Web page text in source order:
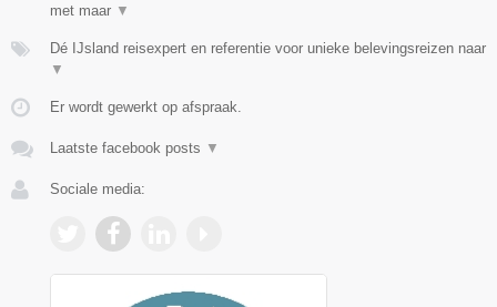
met maar ▼
Dé IJsland reisexpert en referentie voor unieke belevingsreizen naar
▼
Er wordt gewerkt op afspraak.
Laatste facebook posts ▼
Sociale media: